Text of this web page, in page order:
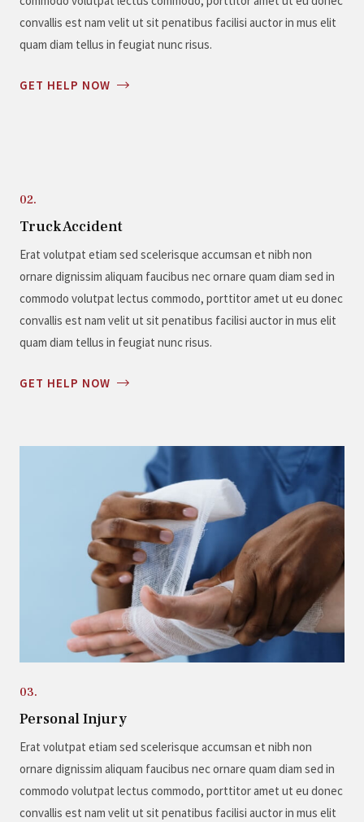
convallis est nam velit ut sit penatibus facilisi auctor in mus elit
quam diam tellus in feugiat nunc risus.
GET HELP NOW
02.
Truck Accident
Erat volutpat etiam sed scelerisque accumsan et nibh non
ornare dignissim aliquam faucibus nec ornare quam diam sed in
commodo volutpat lectus commodo, porttitor amet ut eu donec
convallis est nam velit ut sit penatibus facilisi auctor in mus elit
quam diam tellus in feugiat nunc risus.
GET HELP NOW
03.
Personal Injury
Erat volutpat etiam sed scelerisque accumsan et nibh non
ornare dignissim aliquam faucibus nec ornare quam diam sed in
commodo volutpat lectus commodo, porttitor amet ut eu donec
convallis est nam velit ut sit penatibus facilisi auctor in mus elit